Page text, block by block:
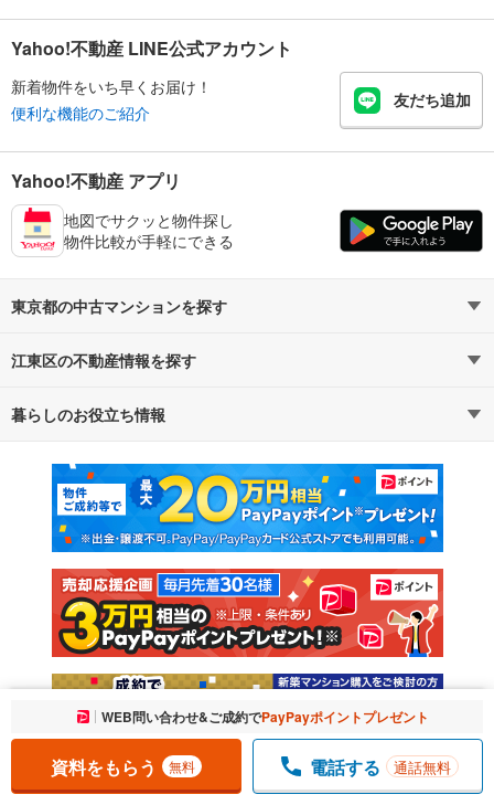
お気に入りに追加しました。 一覧を開く
WEB問い合わせ&ご成約でPayPayポイントプレゼント
資料をもらう 無料 電話する 通話無料
Yahoo!不動産 LINE公式アカウント
新着物件をいち早くお届け！
便利な機能のご紹介
友だち追加
Yahoo!不動産 アプリ
地図でサクッと物件探し
物件比較が手軽にできる
東京都の中古マンションを探す
路線・駅から探す
通勤・通学時間から探す
江東区の不動産情報を探す
不動産・住宅
新築マンション 中古マンション
新築一戸建て 中古一戸建て
注文住宅 土地
売却査定
暮らしのお役立ち情報
マンションカタログ 教えて！住まいの先生